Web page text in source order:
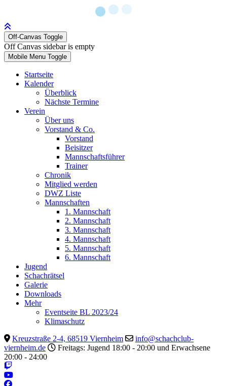
Off-Canvas Toggle
Off Canvas sidebar is empty
Mobile Menu Toggle
Startseite
Kalender
Überblick
Nächste Termine
Verein
Über uns
Vorstand & Co.
Vorstand
Beisitzer
Mannschaftsführer
Trainer
Chronik
Mitglied werden
DWZ Liste
Mannschaften
1. Mannschaft
2. Mannschaft
3. Mannschaft
4. Mannschaft
5. Mannschaft
6. Mannschaft
Jugend
Schachrätsel
Galerie
Downloads
Mehr
Eventseite BL 2023/24
Klimaschutz
Kreuzstraße 2-4, 68519 Viernheim
info@schachclub-
viernheim.de
Freitags: Jugend 18:00 - 20:00 und Erwachsene
20:00 - 24:00